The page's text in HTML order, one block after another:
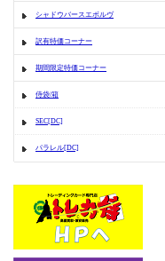
シャドウバースエボルヴ
訳有特価コーナー
期間限定特価コーナー
侍袋/箱
SEC[DC]
パラレル[DC]